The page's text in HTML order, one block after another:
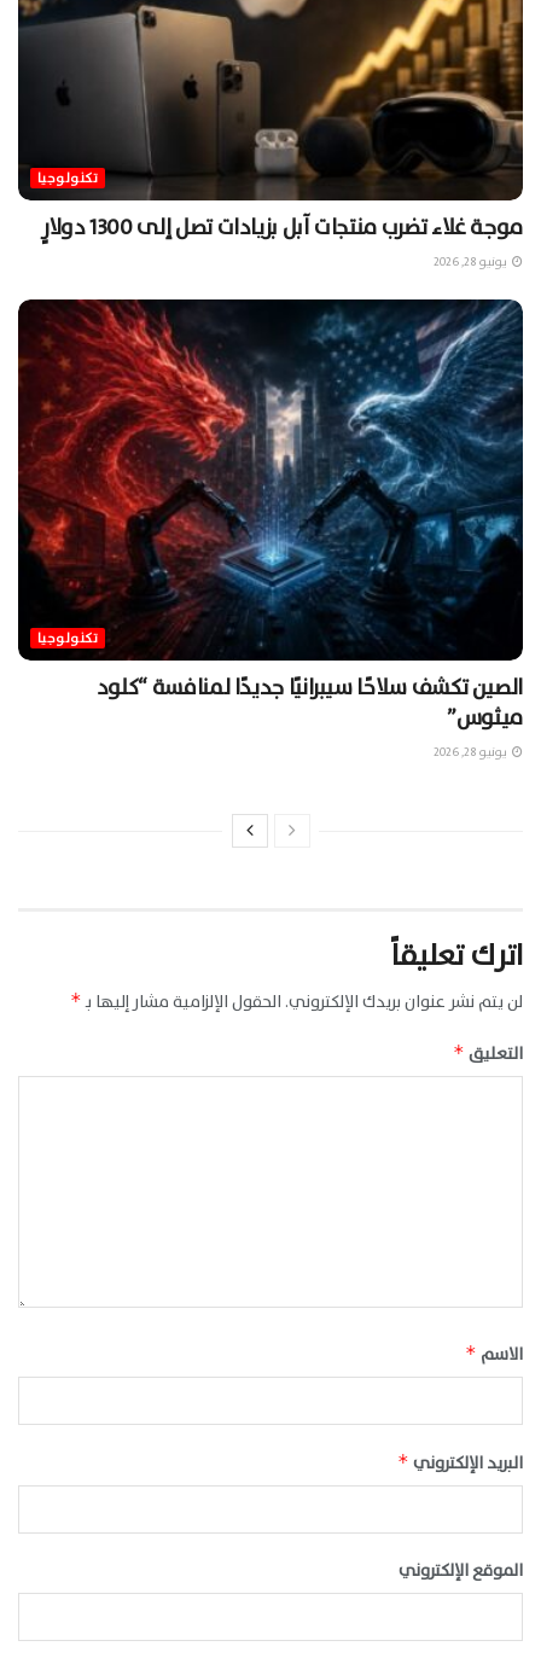
تكنولوجيا
موجة غلاء تضرب منتجات آبل بزيادات تصل إلى 1300 دولارٍ
يونيو 28, 2026
تكنولوجيا
الصين تكشف سلاحًا سيبرانيًا جديدًا لمنافسة “كلود
ميثوس”
يونيو 28, 2026
اترك تعليقاً
لن يتم نشر عنوان بريدك الإلكتروني. الحقول الإلزامية مشار إليها بـ*
التعليق *
الاسم *
البريد الإلكتروني *
الموقع الإلكتروني